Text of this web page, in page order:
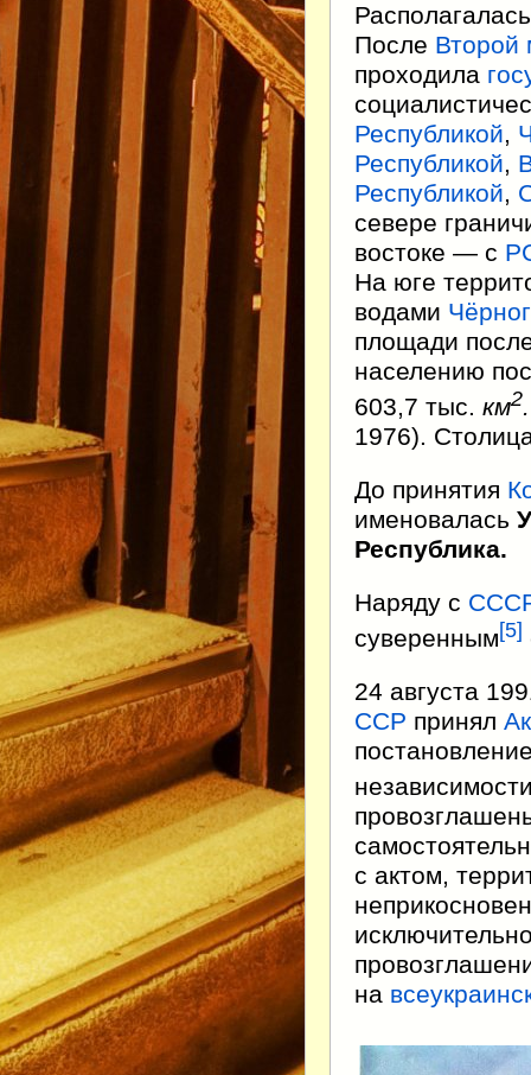
После Второй
проходила
Республикой,
Республикой,
Республикой,
севере
востоке — с
На юге
водами
площади
населению
603,7 тыс. км2.
1976).
До принятия
именовалась
Республика.
Наряду с
суверенным[5]
24 августа
ССР принял
с актом,
на